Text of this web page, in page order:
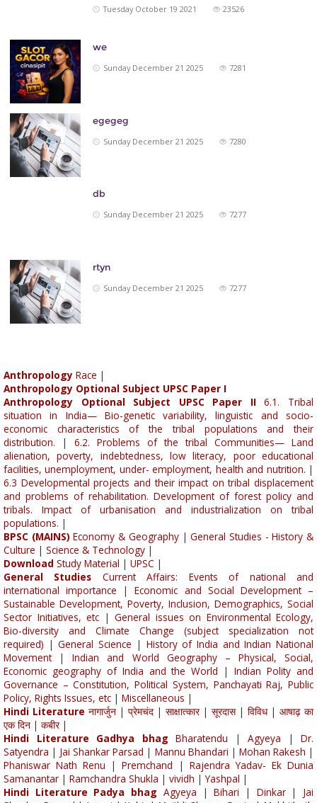
Tuesday October 19 2021 23526
we
Sunday December 21 2025
7281
egegeg
Sunday December 21 2025
7280
db
Sunday December 21 2025
7277
rtyn
Sunday December 21 2025
7277
Anthropology Race |
Anthropology Optional Subject UPSC Paper I
Anthropology Optional Subject UPSC Paper II
6.1. Tribal
situation in India— Bio-genetic variability, linguistic and socio-
economic characteristics of the tribal populations and their
distribution. | 6.2. Problems of the tribal Communities— Land
alienation, poverty, indebtedness, low literacy, poor educational
facilities, unemployment, under- employment, health and nutrition. |
6.3 Developmental projects and their impact on tribal displacement
and problems of rehabilitation. Development of forest policy and
tribals. Impact of urbanisation and industrialization on tribal
populations. |
BPSC (MAINS) Economy & Geography|General Studies - History &
Culture | Science & Technology |
Download Study Material | UPSC |
General Studies
Current Affairs: Events of national and
international importance |Economic and Social Development –
Sustainable Development, Poverty, Inclusion, Demographics, Social
Sector Initiatives, etc | General issues on Environmental Ecology,
Bio-diversity and Climate Change (subject specialization not
required) |General Science | History of India and Indian National
Movement|Indian and World Geography – Physical, Social,
Economic geography of India and the World |Indian Polity and
Governance – Constitution, Political System, Panchayati Raj, Public
Policy, Rights Issues, etc | Miscellaneous |
Hindi Literature नागार्जुन | प्रेमचंद | साक्षात्कार| सूरदास| विविध| आषाढ़ का
एक दिन | कबीर|
Hindi Literature Gadhya bhag Bharatendu | Agyeya | Dr.
Satyendra | Jai Shankar Parsad | Mannu Bhandari | Mohan Rakesh |
Phaniswar Nath Renu |Premchand | Rajendra Yadav- Ek Dunia
Samanantar | Ramchandra Shukla | vividh |Yashpal |
Hindi Literature Padya bhag Agyeya |Bihari | Dinkar| Jai